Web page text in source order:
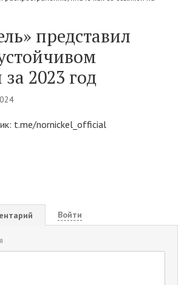
представил
2023 год
t.me/nornickel_official
Войти